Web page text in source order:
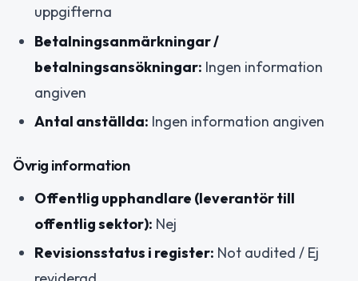
uppgifterna
Betalningsanmärkningar /
betalningsansökningar: Ingen information
angiven
Antal anställda: Ingen information angiven
Övrig information
Offentlig upphandlare (leverantör till
offentlig sektor): Nej
Revisionsstatus i register: Not audited / Ej